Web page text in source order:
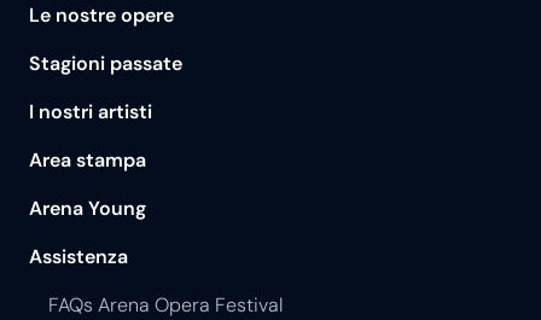
Le nostre opere
Stagioni passate
I nostri artisti
Area stampa
Arena Young
Assistenza
FAQs Arena Opera Festival